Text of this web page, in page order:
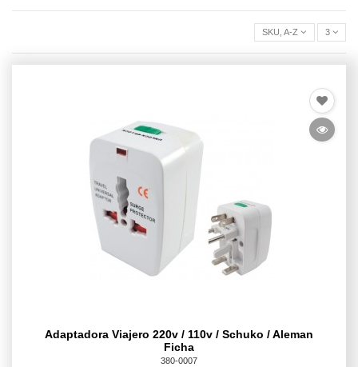
SKU,
Adaptadora Viajero 220v / 110v / Schuko / Aleman
Ficha
380-0007